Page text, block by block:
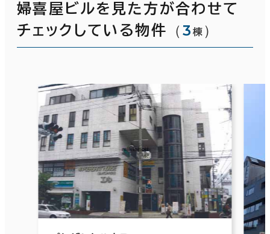
婦喜屋ビルを見た方が合わせて
チェックしている物件
（3 棟 ）